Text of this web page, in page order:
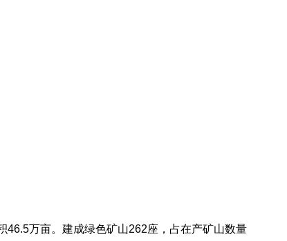
46.5万亩。建成绿色矿山262座，占在产矿山数量